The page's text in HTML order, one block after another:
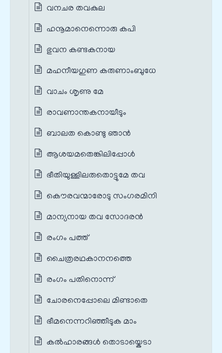
വനചര തവകുല
ഹനൂമാനെന്നൊരു കപി
ഭുവന കണ്ടകനായ
മഹനീയഗുണ കരുണാംബുധേ
വാചം ശൃണു മേ
രാവണാന്തകനായീടും
ബാലത കൊണ്ടു ഞാൻ
ആശയമതെങ്കിലിപ്പോൾ
ഭീതിയുള്ളിലരുതൊട്ടുമേ തവ
കൌരവന്മാരോടു സംഗരമിനി
മാന്യനായ തവ സോദരൻ
രംഗം പത്ത്
ചൈത്രരഥകാനനത്തെ
രംഗം പതിനൊന്ന്
ചോരനെപ്പോലെ മിണ്ടാതെ
ഭീമനെന്നറിഞ്ഞീടുക മാം
കൽഹാരങ്ങൾ തൊടായ്കെടാ